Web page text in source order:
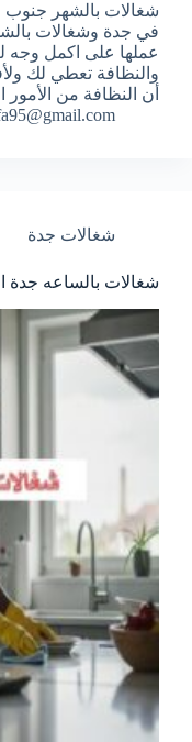
شغالات بالشهر جنوب
في جدة وشغالات
عملها على اكمل وجه
والنظافة تعطي لك
أن النظافة من
شغالات جدة
شغالات بالساعه جدة الصفا